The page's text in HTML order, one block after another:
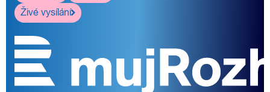
Živé vysílání